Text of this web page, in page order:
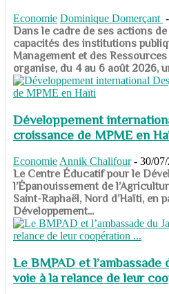
Economie Dominique Domerçant -
Dans le cadre de ses actions
capacités des institutions
Management et des
organise, du 4 au 6 août 2026,
Développement
croissance de MPME en
Economie Annik Chalifour - 30/
​​​​​​​Le Centre Éducatif pour le
l’Épanouissement de
Saint-Raphaël, Nord d’Haïti, en
Développement...
Le BMPAD et l’ambassade
voie à la relance de leur